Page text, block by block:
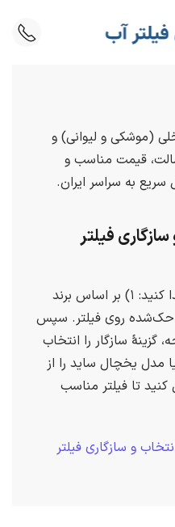
(موشکی و لیوانی) و
قیمت مناسب و
سریع به سراسر ایران.
فیلتر
گزینهٔ سازگار را با دو روش پیدا کنید: ۱) بر اساس برند
فیلتر، ۲) با کُد حک‌شده روی فیلتر. سپس
سازگار را انتخاب
یا مدل یخچال ساید را از
تا فیلتر مناسب
و سازگاری فیلتر